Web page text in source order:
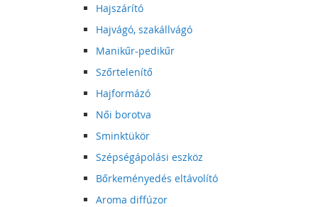
Hajszárító
Hajvágó, szakállvágó
Manikűr-pedikűr
Szőrtelenítő
Hajformázó
Női borotva
Sminktükör
Szépségápolási eszköz
Bőrkeményedés eltávolító
Aroma diffúzor